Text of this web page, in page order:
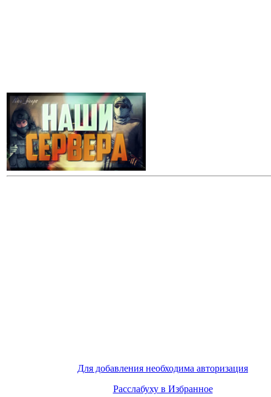
Для добавления необходима авторизация
Расслабуху в Избранное